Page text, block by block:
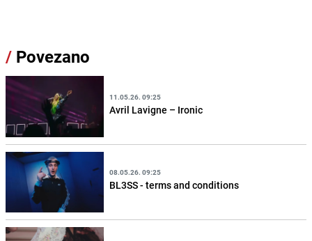
/ Povezano
11.05.26. 09:25
Avril Lavigne – Ironic
08.05.26. 09:25
BL3SS - terms and conditions